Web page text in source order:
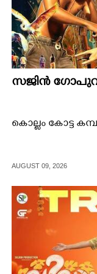
സജിൻ
കൊല്ലം കോട്ട
AUGUST 09, 2026